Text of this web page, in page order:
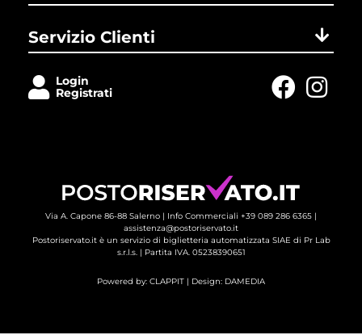
Servizio Clienti
Login
Registrati
Via A. Capone 86-88 Salerno | Info Commerciali +39 089 286 6365 |
assistenza@postoriservato.it
Postoriservato.it è un servizio di biglietteria automatizzata SIAE di Pr Lab
s.r.l.s. | Partita IVA. 05238390651
Powered by: CLAPPIT | Design: DAMEDIA